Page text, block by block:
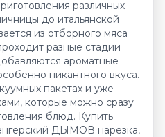
различных
до итальянской
из отборного мяса
разные стадии
ароматные
пикантного вкуса.
пакетах и уже
которые можно сразу
блюд. Купить
ДЫМОВ нарезка,